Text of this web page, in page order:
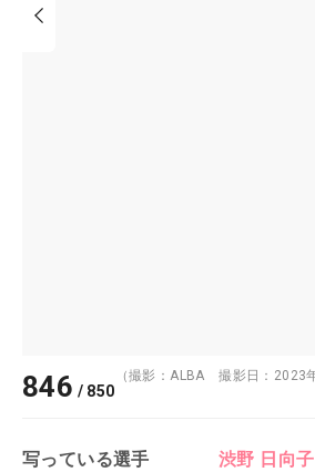
846 / 850
（撮影：ALBA 撮影日：2023
写っている選手 渋野 日向子